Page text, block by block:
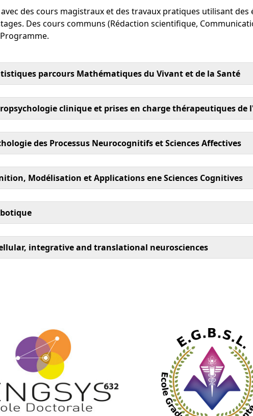
des cours magistraux et des travaux pratiques utilisant
Des cours communs (Rédaction scientifique,
parcours Mathématiques du Vivant et de la Santé
clinique et prises en charge thérapeutiques
des Processus Neurocognitifs et Sciences Affectives
Modélisation et Applications ene Sciences Cognitives
integrative and translational neurosciences